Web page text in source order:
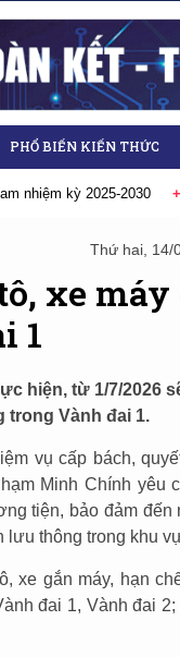
PHỔ BIẾN KIẾN THỨC
Đại hội Liên hiệp các Hội
Thứ hai, 14/
xe
1
hiện, từ 1/7/2026
trong Vành đai 1.
vụ cấp bách,
Minh Chính yêu
tiện, bảo đảm đến
lưu thông trong khu
xe gắn máy, hạn
đai 1, Vành đai